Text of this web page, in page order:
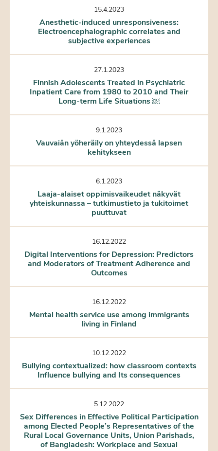
15.4.2023
Anesthetic-induced unresponsiveness:
Electroencephalographic correlates and
subjective experiences
27.1.2023
Finnish Adolescents Treated in Psychiatric
Inpatient Care from 1980 to 2010 and Their
Long-term Life Situations ￼
9.1.2023
Vauvaiän yöheräily on yhteydessä lapsen
kehitykseen
6.1.2023
Laaja-alaiset oppimisvaikeudet näkyvät
yhteiskunnassa – tutkimustieto ja tukitoimet
puuttuvat
16.12.2022
Digital Interventions for Depression: Predictors
and Moderators of Treatment Adherence and
Outcomes
16.12.2022
Mental health service use among immigrants
living in Finland
10.12.2022
Bullying contextualized: how classroom contexts
Influence bullying and Its consequences
5.12.2022
Sex Differences in Effective Political Participation
among Elected People’s Representatives of the
Rural Local Governance Units, Union Parishads,
of Bangladesh: Workplace and Sexual